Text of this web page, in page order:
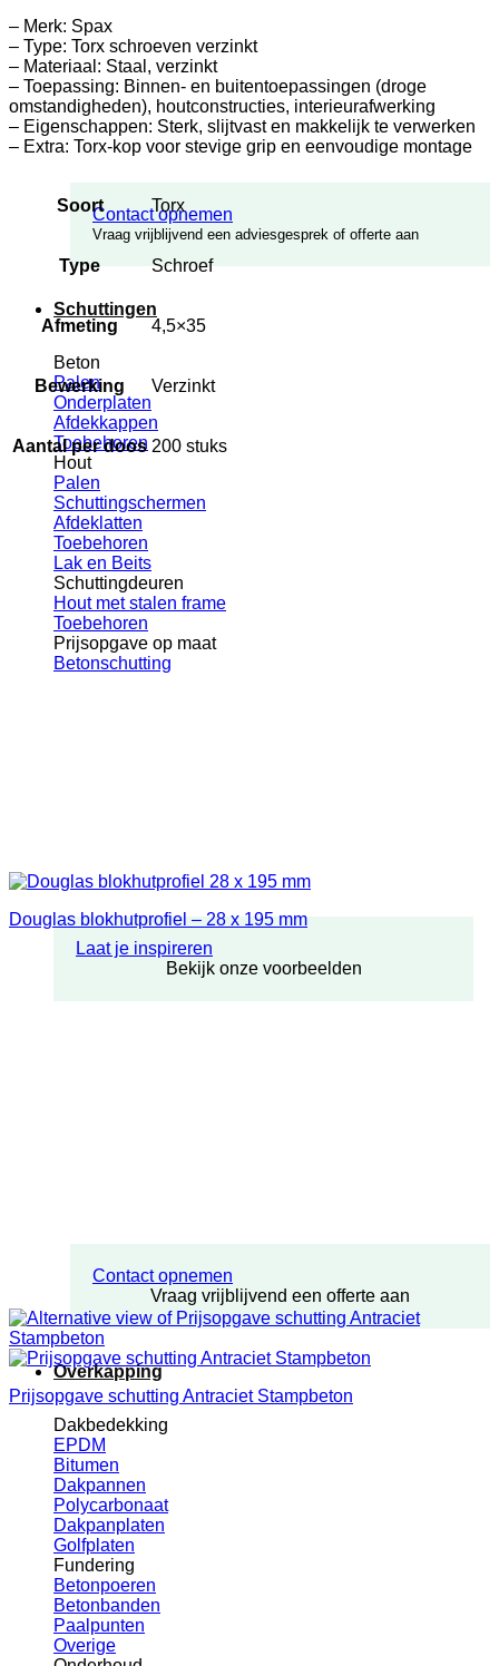
Contact opnemen
Vraag vrijblijvend een adviesgesprek of offerte aan
Schuttingen
Beton
Palen
Onderplaten
Afdekkappen
Toebehoren
Hout
Palen
Schuttingschermen
Afdeklatten
Toebehoren
Lak en Beits
Schuttingdeuren
Hout met stalen frame
Toebehoren
Prijsopgave op maat
Betonschutting
Laat je inspireren
Bekijk onze voorbeelden
Contact opnemen
Vraag vrijblijvend een offerte aan
Overkapping
Dakbedekking
EPDM
Bitumen
Dakpannen
Polycarbonaat
Dakpanplaten
Golfplaten
Fundering
Betonpoeren
Betonbanden
Paalpunten
Overige
– Merk: Spax
– Type: Torx schroeven verzinkt
– Materiaal: Staal, verzinkt
– Toepassing: Binnen- en buitentoepassingen (droge
omstandigheden), houtconstructies, interieurafwerking
– Eigenschappen: Sterk, slijtvast en makkelijk te verwerken
– Extra: Torx-kop voor stevige grip en eenvoudige montage
Soort Torx
Type Schroef
Afmeting 4,5×35
Bewerking Verzinkt
Aantal per doos 200 stuks
Douglas blokhutprofiel – 28 x 195 mm
Prijsopgave schutting Antraciet Stampbeton